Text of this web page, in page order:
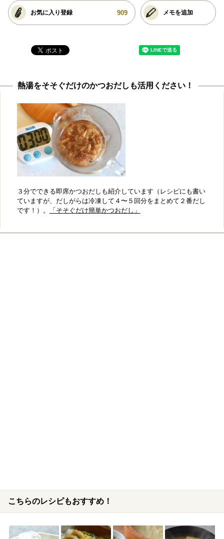
お気に入り登録 909 メモを追加
熱湯をそそぐだけのかつおだしも活用ください！
３分でできる即席かつおだしも紹介しています（レシピにも書い
ていますが、だしがらは冷凍して４〜５回分をまとめて２番だし
です！）。
「そそぐだけ簡単かつおだし」
こちらのレシピもおすすめ！